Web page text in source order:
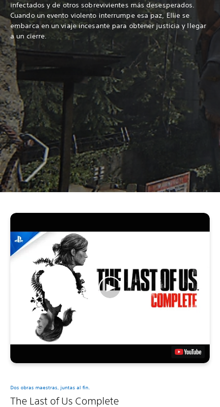
infectados y de otros sobrevivientes más desesperados.
Cuando un evento violento interrumpe esa paz, Ellie se
embarca en un viaje incesante para obtener justicia y llegar
a un cierre.
Dos obras maestras, juntas al fin.
The Last of Us Complete